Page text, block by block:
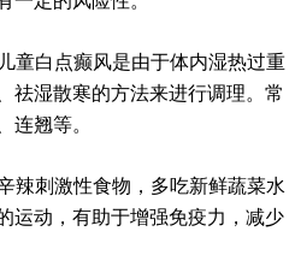
白点癫风是由于体内湿热过重
祛湿散寒的方法来进行调理。常
连翘等。
刺激性食物，多吃新鲜蔬菜水
运动，有助于增强免疫力，减少